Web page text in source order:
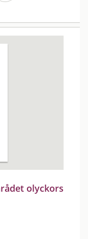
olyckors